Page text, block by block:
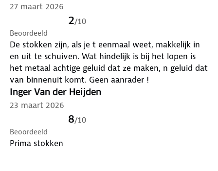
27 maart 2026
2/10
Beoordeeld
De stokken zijn, als je t eenmaal weet, makkelijk in
en uit te schuiven. Wat hindelijk is bij het lopen is
het metaal achtige geluid dat ze maken, n geluid dat
van binnenuit komt. Geen aanrader !
Inger Van der Heijden
23 maart 2026
8/10
Beoordeeld
Prima stokken